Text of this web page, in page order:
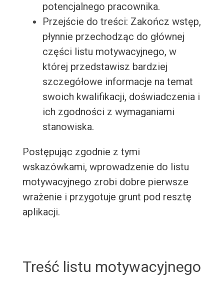
potencjalnego pracownika.
Przejście do treści: Zakończ wstęp,
płynnie przechodząc do głównej
części listu motywacyjnego, w
której przedstawisz bardziej
szczegółowe informacje na temat
swoich kwalifikacji, doświadczenia i
ich zgodności z wymaganiami
stanowiska.
Postępując zgodnie z tymi
wskazówkami, wprowadzenie do listu
motywacyjnego zrobi dobre pierwsze
wrażenie i przygotuje grunt pod resztę
aplikacji.
Treść listu motywacyjnego